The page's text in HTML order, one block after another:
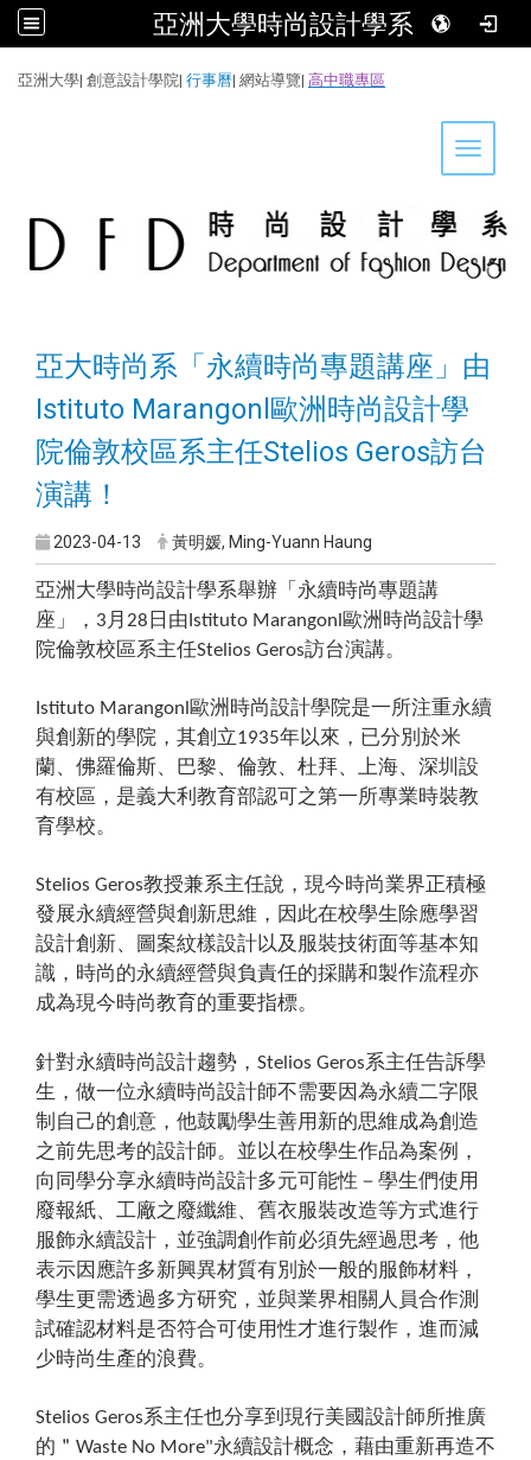
亞洲大學時尚設計學系
亞洲大學| 創意設計學院| 行事曆| 網站導覽| 高中職專區
Toggle
亞大時尚系「永續時尚專題講座」由
Istituto Marangonl歐洲時尚設計學
院倫敦校區系主任Stelios Geros訪台
演講！
2023-04-13 黃明媛, Ming-Yuann Haung
亞洲大學時尚設計學系舉辦「永續時尚專題講
座」， 3 月 28 日由 Istituto Marangonl 歐洲時尚設計學
院倫敦校區系主任Stelios Geros訪台演講。
Istituto Marangonl 歐洲時尚設計學院是一所注重永續
與創新的學院，其創立1935年以來，已分別於米
蘭、佛羅倫斯、巴黎、倫敦、杜拜、上海、深圳設
有校區，是義大利教育部認可之第一所專業時裝教
育學校。
Stelios Geros教授兼系主任說，現今時尚業界正積極
發展永續經營與創新思維，因此在校學生除應學習
設計創新、圖案紋樣設計以及服裝技術面等基本知
識，時尚的永續經營與負責任的採購和製作流程亦
成為現今時尚教育的重要指標。
針對永續時尚設計趨勢， Stelios Geros系主任告訴學
生，做一位永續時尚設計師不需要因為永續二字限
制自己的創意，他鼓勵學生善用新的思維成為創造
之前先思考的設計師。並以在校學生作品為案例，
向同學分享永續時尚設計多元可能性－學生們使用
廢報紙、工廠之廢纖維、舊衣服裝改造等方式進行
服飾永續設計，並強調創作前必須先經過思考，他
表示因應許多新興異材質有別於一般的服飾材料，
學生更需透過多方研究，並與業界相關人員合作測
試確認材料是否符合可使用性才進行製作，進而減
少時尚生產的浪費。
Stelios Geros系主任也分享到現行美國設計師所推廣
的＂ Waste No More"永續設計概念，藉由重新再造不